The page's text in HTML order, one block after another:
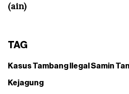
(ain)
TAG
Kasus Tambang Ilegal Samin Tan
Kejagung